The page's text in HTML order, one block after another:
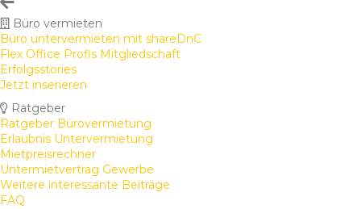
Büro vermieten
Büro untervermieten mit shareDnC
Flex Office Profis Mitgliedschaft
Erfolgsstories
Jetzt inserieren
Ratgeber
Ratgeber Bürovermietung
Erlaubnis Untervermietung
Mietpreisrechner
Untermietvertrag Gewerbe
Weitere interessante Beiträge
FAQ